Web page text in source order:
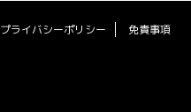
プライバシーポリシー 免責事項